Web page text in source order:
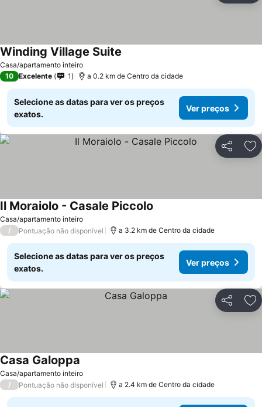
Casa/apartamento inteiro
Winding Village Suite
10 Excelente 1 a 0.2 km de Centro da cidade
Selecione as datas para ver os preços
exatos.
Ver preços
Partilhar
Casa/apartamento inteiro
Il Moraiolo - Casale Piccolo
/ Pontuação não disponível a 3.2 km de Centro da cidade
Selecione as datas para ver os preços
exatos.
Ver preços
Partilhar
Casa/apartamento inteiro
Casa Galoppa
/ Pontuação não disponível a 2.4 km de Centro da cidade